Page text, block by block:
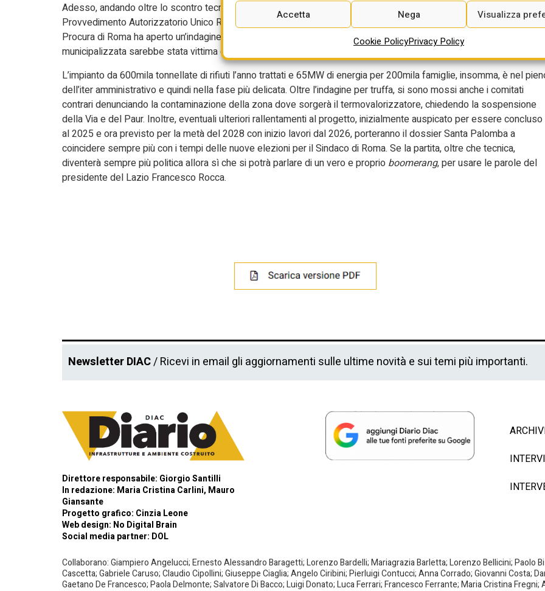
Accetta Nega Visualizza
Cookie PolicyPrivacy Policy
Adesso, andando oltre lo scontro tecnico Regione-Comune, a fine anno si concluderà da crono-programma il
Provvedimento Autorizzatorio Unico Regionale cui seguirà la conferenza dei servizi. Sempre a inizio ottobre, però,
Procura di Roma ha aperto un’indagine sull’acquisto dei lotti da parte di Ama al costo di 7,5 milioni. La
municipalizzata sarebbe stata vittima di truffa poiché il valore dell’area sarebbe inferiore a quanto pagato.
L’impianto da 600mila tonnellate di rifiuti l’anno trattati e 65MW di energia per 200mila famiglie, insomma, è nel
dell’iter amministrativo e quindi nella fase più delicata. Oltre l’indagine per truffa, si sono mossi anche i comitati
contrari denunciando la contaminazione della zona dove sorgerà il termovalorizzatore, chiedendo la sospensione
della Via e del Paur. Inoltre, eventuali ulteriori rallentamenti al progetto, inizialmente auspicato per essere concluso
al 2025 e ora previsto per la metà del 2028 con inizio lavori dal 2026, porteranno il dossier Santa Palomba a
coincidere sempre più con i tempi delle nuove elezioni per il Sindaco di Roma. Se la partita, oltre che tecnica,
diventerà sempre più politica allora sì che si potrà parlare di un vero e proprio boomerang, per usare le parole del
presidente del Lazio Francesco Rocca.
Newsletter DIAC/ Ricevi in email gli aggiornamenti sulle ultime novità e sui temi più importanti.
Direttore responsabile: Giorgio Santilli
In redazione: Maria Cristina Carlini, Mauro
Giansante
Progetto grafico: Cinzia Leone
Web design: No Digital Brain
Social media partner: DOL
Collaborano: Giampiero Angelucci; Ernesto Alessandro Baragetti; Lorenzo Bardelli; Mariagrazia Barletta; Lorenzo Bellicini; Paolo
Cascetta; Gabriele Caruso; Claudio Cipollini; Giuseppe Ciaglia; Angelo Ciribini; Pierluigi Contucci; Anna Corrado; Giovanni Costa;
Gaetano De Francesco; Paola Delmonte; Salvatore Di Bacco; Luigi Donato; Luca Ferrari; Francesco Ferrante; Maria Cristina